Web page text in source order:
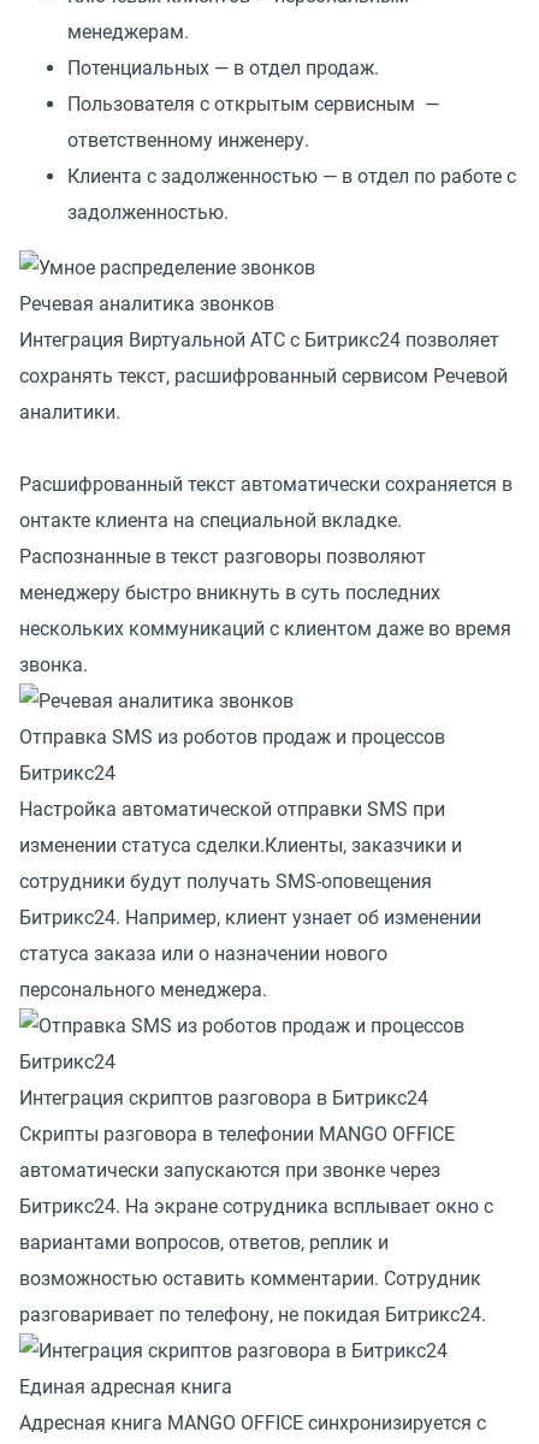
менеджерам.
Потенциальных — в отдел продаж.
Пользователя с открытым сервисным —
ответственному инженеру.
Клиента с задолженностью — в отдел по работе с
задолженностью.
Речевая аналитика звонков
Интеграция Виртуальной АТС с Битрикс24 позволяет
сохранять текст, расшифрованный сервисом Речевой
аналитики.
Расшифрованный текст автоматически сохраняется в
онтакте клиента на специальной вкладке.
Распознанные в текст разговоры позволяют
менеджеру быстро вникнуть в суть последних
нескольких коммуникаций с клиентом даже во время
звонка.
Отправка SMS из роботов продаж и процессов
Битрикс24
Настройка автоматической отправки SMS при
изменении статуса сделки.Клиенты, заказчики и
сотрудники будут получать SMS-оповещения
Битрикс24. Например, клиент узнает об изменении
статуса заказа или о назначении нового
персонального менеджера.
Интеграция скриптов разговора в Битрикс24
Скрипты разговора в телефонии MANGO OFFICE
автоматически запускаются при звонке через
Битрикс24. На экране сотрудника всплывает окно с
вариантами вопросов, ответов, реплик и
возможностью оставить комментарии. Сотрудник
разговаривает по телефону, не покидая Битрикс24.
Единая адресная книга
Адресная книга MANGO OFFICE синхронизируется с